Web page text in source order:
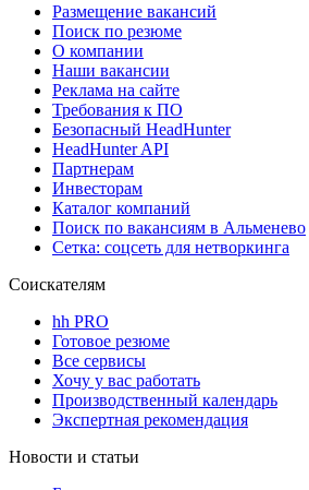
Размещение вакансий
Поиск по резюме
О компании
Наши вакансии
Реклама на сайте
Требования к ПО
Безопасный HeadHunter
HeadHunter API
Партнерам
Инвесторам
Каталог компаний
Поиск по вакансиям в Альменево
Сетка: соцсеть для нетворкинга
Соискателям
hh PRO
Готовое резюме
Все сервисы
Хочу у вас работать
Производственный календарь
Экспертная рекомендация
Новости и статьи